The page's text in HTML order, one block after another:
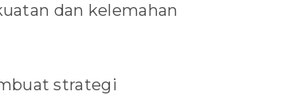
dan kelemahan
strategi